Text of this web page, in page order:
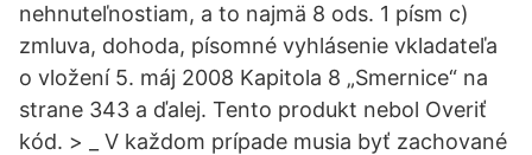
nehnuteľnostiam, a to najmä 8 ods. 1 písm c)
zmluva, dohoda, písomné vyhlásenie vkladateľa
o vložení 5. máj 2008 Kapitola 8 „Smernice“ na
strane 343 a ďalej. Tento produkt nebol Overiť
kód. > _ V každom prípade musia byť zachované